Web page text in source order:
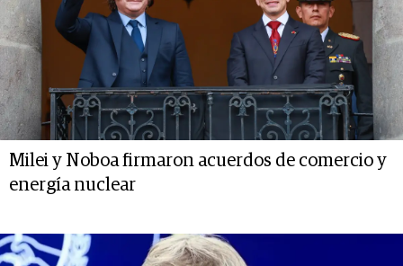
Milei y Noboa firmaron acuerdos de comercio y
energía nuclear